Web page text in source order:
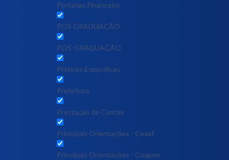
Portarias Financeiro
PÓS GRADUAÇÃO
PÓS-GRADUAÇÃO
Práticas Específicas
Prefeitura
Prestação de Contas
Principais Orientações - Coaaf
Principais Orientações - Coapen